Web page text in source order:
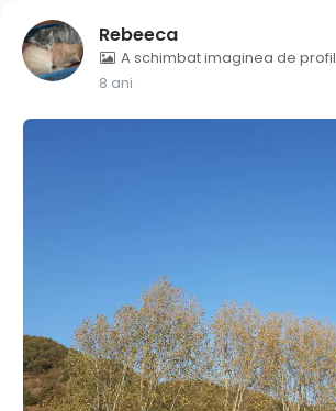
Rebeeca
A schimbat imaginea de profil
8 ani